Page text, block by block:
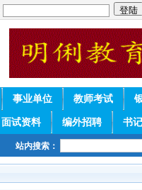
事业单位 教师考试
面试资料 编外招聘 书
站内搜索：